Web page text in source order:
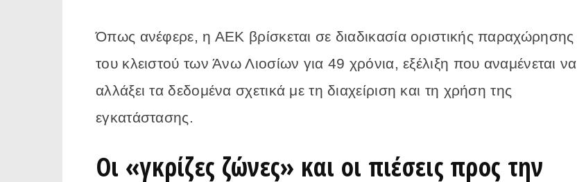
Όπως ανέφερε, η ΑΕΚ βρίσκεται σε διαδικασία οριστικής παραχώρησης
του κλειστού των Άνω Λιοσίων για 49 χρόνια, εξέλιξη που αναμένεται να
αλλάξει τα δεδομένα σχετικά με τη διαχείριση και τη χρήση της
εγκατάστασης.
Οι «γκρίζες ζώνες» και οι πιέσεις προς την